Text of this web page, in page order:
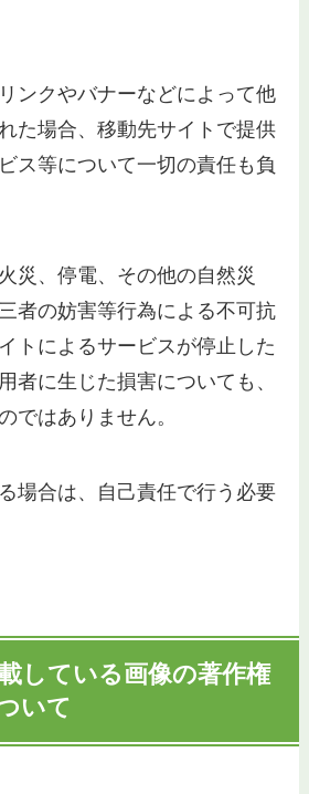
ンクやバナーなどによって他
た場合、移動先サイトで提供
ス等について一切の責任も負
災、停電、その他の自然災
者の妨害等行為による不可抗
トによるサービスが停止した
者に生じた損害についても、
ではありません。
場合は、自己責任で行う必要
している画像の著作権
いて